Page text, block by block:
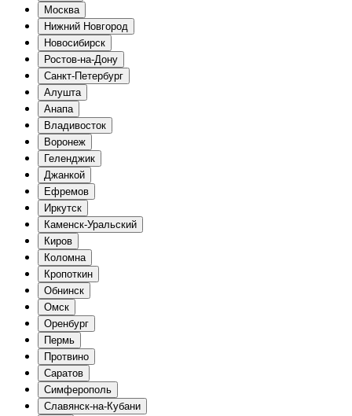
Москва
Нижний Новгород
Новосибирск
Ростов-на-Дону
Санкт-Петербург
Алушта
Анапа
Владивосток
Воронеж
Геленджик
Джанкой
Ефремов
Иркутск
Каменск-Уральский
Киров
Коломна
Кропоткин
Обнинск
Омск
Оренбург
Пермь
Протвино
Саратов
Симферополь
Славянск-на-Кубани